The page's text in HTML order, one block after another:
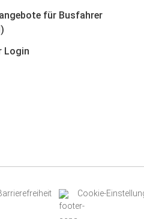
für Busfahrer
Login
Cookie-